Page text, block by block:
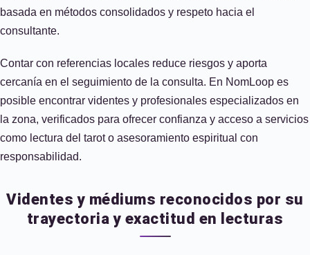
basada en métodos consolidados y respeto hacia el
consultante.
Contar con referencias locales reduce riesgos y aporta
cercanía en el seguimiento de la consulta. En NomLoop es
posible encontrar videntes y profesionales especializados en
la zona, verificados para ofrecer confianza y acceso a servicios
como lectura del tarot o asesoramiento espiritual con
responsabilidad.
Videntes y médiums reconocidos por su
trayectoria y exactitud en lecturas